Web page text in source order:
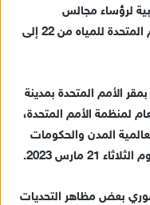
لرؤساء مجالس
الجماعات، في أشغال مؤتمر منظمة الأمم المتحدة للمياه من 22 إلى
الأمم المتحدة بمدينة
لمنظمة الأمم المتحدة،
المدن والحكومات
بعض مظاهر التحديات